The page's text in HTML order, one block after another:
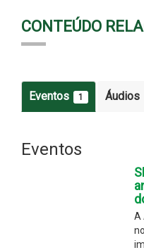
CONTEÚDO
Eventos 1 Áudios
Eventos
A